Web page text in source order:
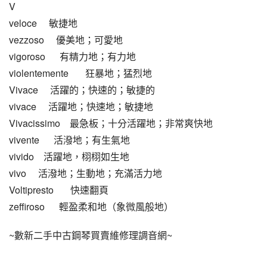
V
veloce     敏捷地
vezzoso     優美地；可愛地
vigoroso      有精力地；有力地
violentemente       狂暴地；猛烈地
Vivace     活躍的；快速的；敏捷的
vivace     活躍地；快速地；敏捷地
Vivacissimo    最急板；十分活躍地；非常爽快地
vivente      活潑地；有生氣地
vivido    活躍地，栩栩如生地
vivo     活潑地；生動地；充滿活力地
Voltipresto       快速翻頁
zeffiroso      輕盈柔和地（象微風般地）
~數新二手中古鋼琴買賣維修理調音網~